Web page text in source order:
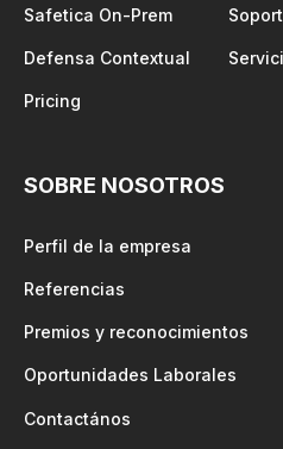
Safetica On-Prem
Defensa Contextual
Pricing
SOBRE NOSOTROS
Perfil de la empresa
Referencias
Premios y reconocimientos
Oportunidades Laborales
Contactános